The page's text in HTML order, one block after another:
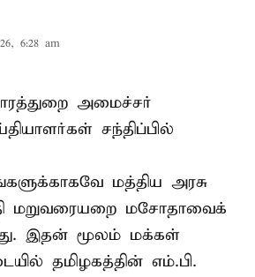
6:28 am
அமைச்சர்
சந்திப்பில்
மத்திய அரசு
மறுவரையறை மசோதாவைக்
இதன் மூலம் மக்கள்
தமிழகத்தின் எம்.பி.